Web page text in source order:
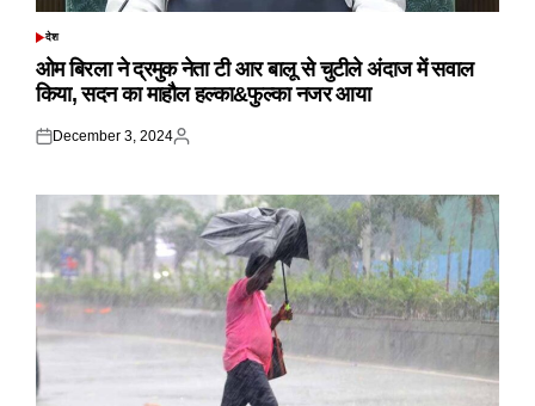
POSTED
देश
ओम बिरला ने द्रमुक नेता टी आर बालू से चुटीले अंदाज में सवाल
किया, सदन का माहौल हल्का&फुल्का नजर आया
Posted
December 3, 2024
Posted